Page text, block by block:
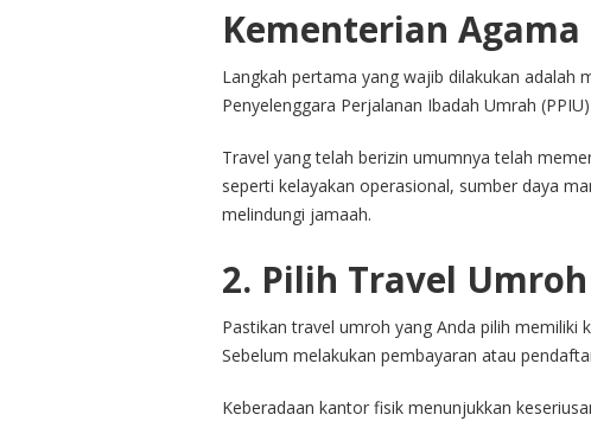
Kementerian Agama
Langkah pertama yang wajib dilakukan adalah
Penyelenggara Perjalanan Ibadah Umrah
Travel yang telah berizin umumnya telah
seperti kelayakan operasional, sumber daya
melindungi jamaah.
2. Pilih Travel
Pastikan travel umroh yang Anda pilih memiliki
Sebelum melakukan pembayaran atau
Keberadaan kantor fisik menunjukkan